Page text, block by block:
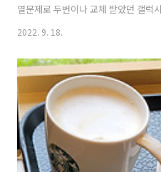
열문제로 두번이나 교체 받았던 갤럭
삼성폰 충성고객이죠. 사실 노트북
가...주변의 아이폰이나 맥북 유저를
맥북프로 노트북을 쓰면서 애플에 대
사라졌고, 원래대로라면 폴드4로 넘
매하게 되었습니다. 물론 갤럭시폴드2
고 가벼운 폰이 세컨폰으로 필요해서
해서 이기도 합니..
2022. 9. 18.